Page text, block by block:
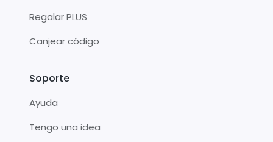
Regalar PLUS
Canjear código
Soporte
Ayuda
Tengo una idea